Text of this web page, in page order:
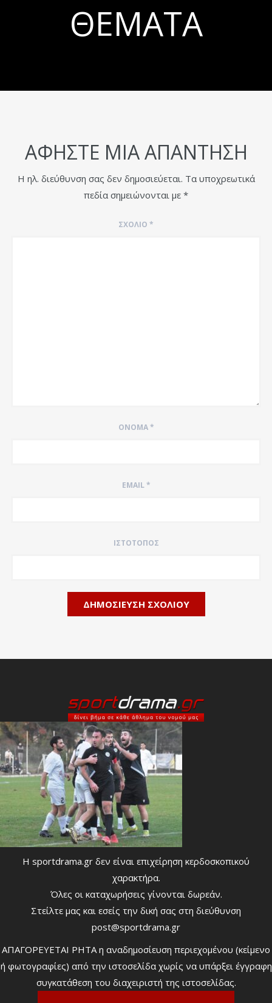
ΘΈΜΑΤΑ
ΑΦΉΣΤΕ ΜΙΑ ΑΠΆΝΤΗΣΗ
Η ηλ. διεύθυνση σας δεν δημοσιεύεται. Τα υποχρεωτικά
πεδία σημειώνονται με *
ΣΧΌΛΙΟ *
ΌΝΟΜΑ*
EMAIL*
ΙΣΤΌΤΟΠΟΣ
Η sportdrama.gr δεν είναι επιχείρηση κερδοσκοπικού
χαρακτήρα.
Όλες οι καταχωρήσεις γίνονται δωρεάν.
Στείλτε μας και εσείς την δική σας στη διεύθυνση
post@sportdrama.gr
ΑΠΑΓΟΡΕΥΕΤΑΙ ΡΗΤΑ η αναδημοσίευση περιεχομένου (κείμενο
ή φωτογραφίες) από την ιστοσελίδα χωρίς να υπάρξει έγγραφη
συγκατάθεση του διαχειριστή της ιστοσελίδας.